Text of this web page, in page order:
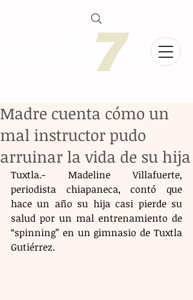
Madre cuenta cómo un
mal instructor pudo
arruinar la vida de su hija
Tuxtla.- Madeline Villafuerte,
periodista chiapaneca, contó que
hace un año su hija casi pierde su
salud por un mal entrenamiento de
“spinning” en un gimnasio de Tuxtla
Gutiérrez.